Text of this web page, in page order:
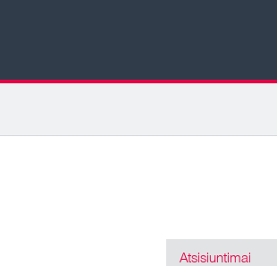
Atsisiuntimai